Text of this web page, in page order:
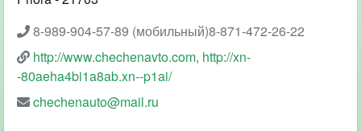
8-989-904-57-89 (мобильный)8-871-472-26-22
http://www.chechenavto.com, http://xn-
-80aeha4bi1a8ab.xn--p1ai/
chechenauto@mail.ru